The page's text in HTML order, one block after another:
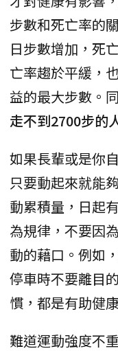
步數和死亡率的
日步數增加，死
亡率趨於平緩，
益的最大步數。
走不到2700步的
如果長輩或是你
只要動起來就能
動累積量，日起
為規律，不要因
動的藉口。例如
停車時不要離目
慣，都是有助健
難道運動強度不